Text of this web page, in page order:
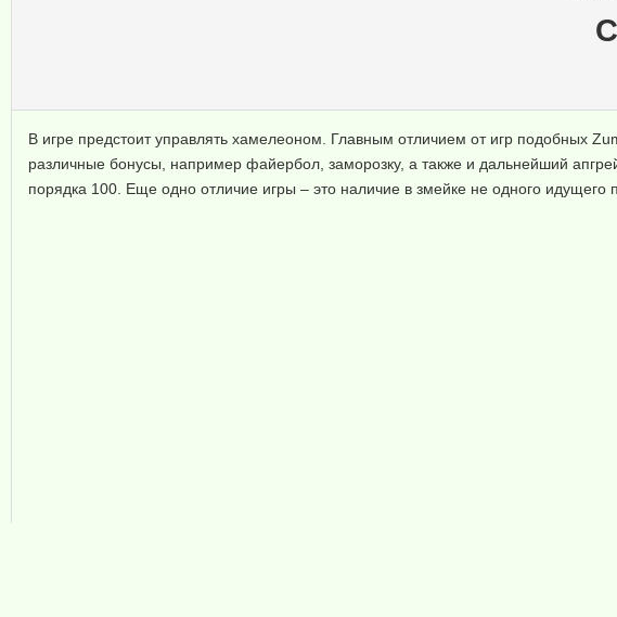
В игре предстоит управлять хамелеоном. Главным отличием от игр подобных
различные бонусы, например файербол, заморозку, а также и дальнейший
порядка 100. Еще одно отличие игры – это наличие в змейке не одного идущего